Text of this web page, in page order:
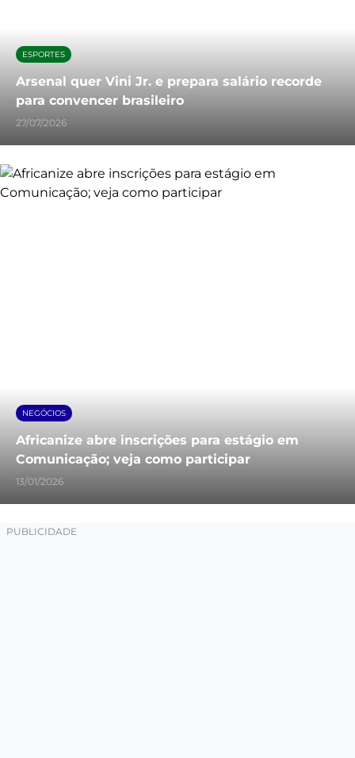
ESPORTES
Arsenal quer Vini Jr. e prepara salário recorde
para convencer brasileiro
27/07/2026
NEGÓCIOS
Africanize abre inscrições para estágio em
Comunicação; veja como participar
13/01/2026